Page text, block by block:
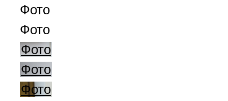
Фото
Фото
Фото
Фото
Фото